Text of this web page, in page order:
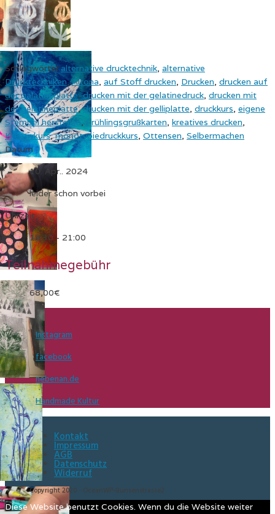
Schlagwörter:alternative drucktechnik, alternative
Drucktechniken,Altona, auf Stoff drucken, Drucken, drucken auf
der galatineplatte,drucken mit der gelatinedruck, drucken mit
der gelatineplatte,drucken mit der gelliplatte, druckkurs, eigene
Stempel herstellen, Frühlingsgrußkarten, kreatives drucken,
Kreativkurs,monotypiedruckkurs, Ottensen, Selbermachen
Datum
10. Apr.. 2024
leider schon vorbei
Uhrzeit
18:30 - 21:00
Teilnahmegebühr
68,00€
Instagram
facebook
nebenan.de
Handmade Kultur
Kontakt
Impressum
AGB
Datenschutz
Widerruf
Copyright 2020 - OceanWP-Bunsenstrasse2
Diese Website benutzt Cookies. Wenn du die Website weiter